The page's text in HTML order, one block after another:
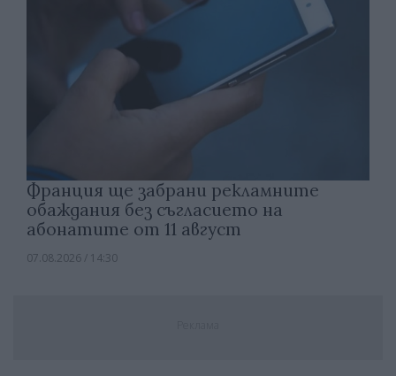
Франция ще забрани рекламните
обаждания без съгласието на
абонатите от 11 август
07.08.2026 / 14:30